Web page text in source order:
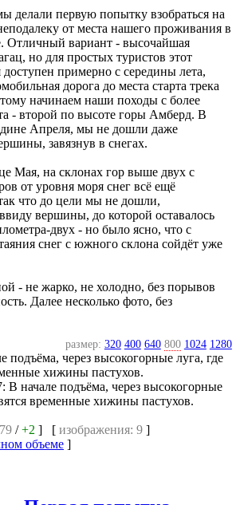
делали первую попытку взобраться на
от места нашего проживания в
Отличный вариант - высочайшая
но для простых туристов этот
примерно с середины лета,
дорога до места старта трека
начинаем наши походы с более
- второй по высоте горы Амберд. В
Апреля, мы не дошли даже
завязнув в снегах.
Мая, на склонах гор выше двух с
от уровня моря снег всё ещё
что до цели мы не дошли,
вершины, до которой оставалось
двух - но было ясно, что с
снег с южного склона сойдёт уже
- не жарко, не холодно, без порывов
Далее несколько фото, без
размер: 320 400 640 800 1024 1280
В начале подъёма, через высокогорные
временные хижины пастухов.
/+2 ] [ изображения: 9 ]
объеме ]